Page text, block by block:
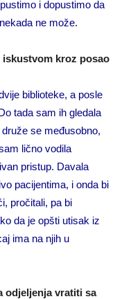
i dopustimo da
ne može.
iskustvom kroz posao
biblioteke, a posle
tada sam ih gledala
se međusobno,
lično vodila
pristup. Davala
pacijentima, i onda bi
pročitali, pa bi
da je opšti utisak iz
ima na njih u
odjeljenja vratiti sa